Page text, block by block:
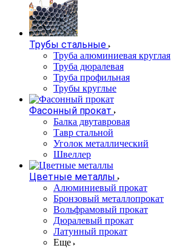
Трубы стальные
Труба алюминиевая круглая
Труба дюралевая
Труба профильная
Трубы круглые
Фасонный прокат
Балка двутавровая
Тавр стальной
Уголок металлический
Швеллер
Цветные металлы
Алюминиевый прокат
Бронзовый металлопрокат
Вольфрамовый прокат
Дюралевый прокат
Латунный прокат
Еще